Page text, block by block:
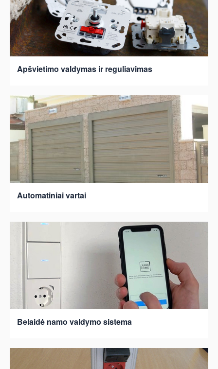
Apšvietimo valdymas ir reguliavimas
Automatiniai vartai
Belaidė namo valdymo sistema